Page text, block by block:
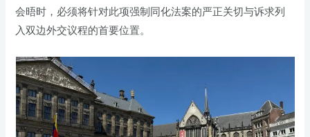
会晤时，必须将针对此项强制同化法案的严正关切与诉求列
入双边外交议程的首要位置。